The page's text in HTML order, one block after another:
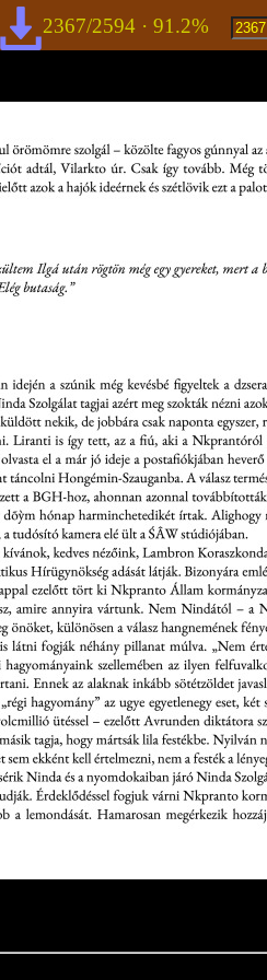
2367/2594 · 91.2%